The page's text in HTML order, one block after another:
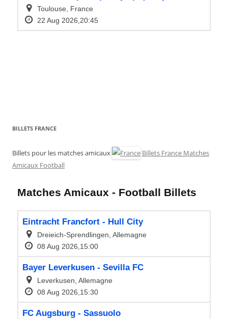
BILLETS FRANCE
Billets pour les matches amicaux
Billets France Matches
Amicaux Football